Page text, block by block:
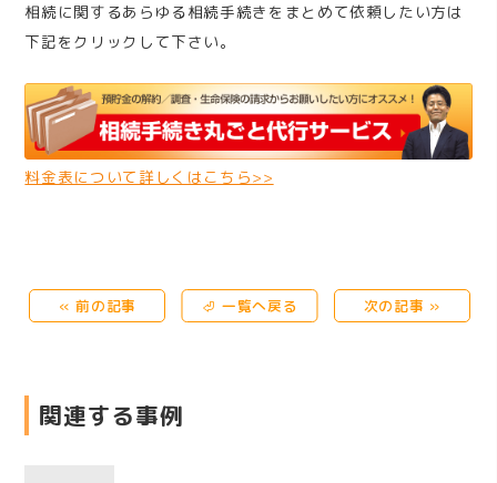
相続に関するあらゆる相続手続きをまとめて依頼したい方は
下記をクリックして下さい。
料金表について詳しくはこちら>>
« 前の記事 ⏎ 一覧へ戻る 次の記事 »
関連する事例